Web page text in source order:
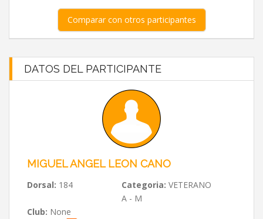
Comparar con otros participantes
DATOS DEL PARTICIPANTE
MIGUEL ANGEL LEON CANO
Dorsal: 184 Categoria: VETERANO
A - M
Club: None